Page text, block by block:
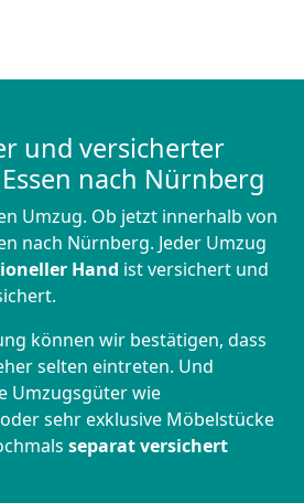
und versicherter
nach Nürnberg
Umzug. Ob jetzt innerhalb von
nach Nürnberg. Jeder Umzug
Hand ist versichert und
können wir bestätigen, dass
selten eintreten. Und
Umzugsgüter wie
sehr exklusive Möbelstücke
separat versichert